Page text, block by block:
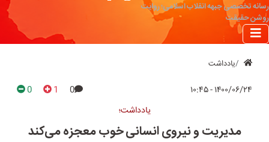
رسانه تخصصی جبهه انقلاب اسلامی؛ روایت
روشن حقیقت
یادداشت
۱۴۰۰/۰۶/۲۴ - ۱۰:۴۵ 0
1
0
یادداشت؛
مدیریت و نیروی انسانی خوب معجزه می‌کند